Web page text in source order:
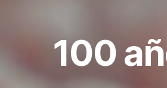
100